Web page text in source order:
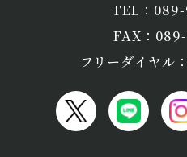
TEL：
FAX：
フリーダイヤル